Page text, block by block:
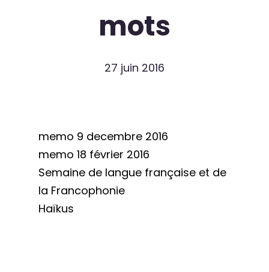
mots
27 juin 2016
memo 9 decembre 2016
memo 18 février 2016
Semaine de langue française et de
la Francophonie
Haïkus